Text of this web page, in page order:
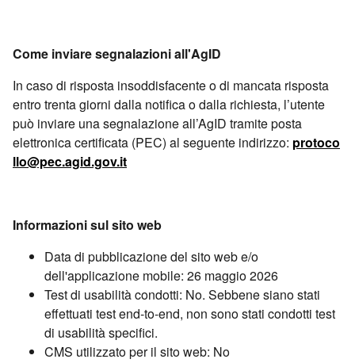
Come inviare segnalazioni all'AgID
In caso di risposta insoddisfacente o di mancata risposta
entro trenta giorni dalla notifica o dalla richiesta, l’utente
può inviare una segnalazione all’AgID tramite posta
elettronica certificata (PEC) al seguente indirizzo: protoco
llo@pec.agid.gov.it
Informazioni sul sito web
Data di pubblicazione del sito web e/o
dell'applicazione mobile: 26 maggio 2026
Test di usabilità condotti: No. Sebbene siano stati
effettuati test end-to-end, non sono stati condotti test
di usabilità specifici.
CMS utilizzato per il sito web: No